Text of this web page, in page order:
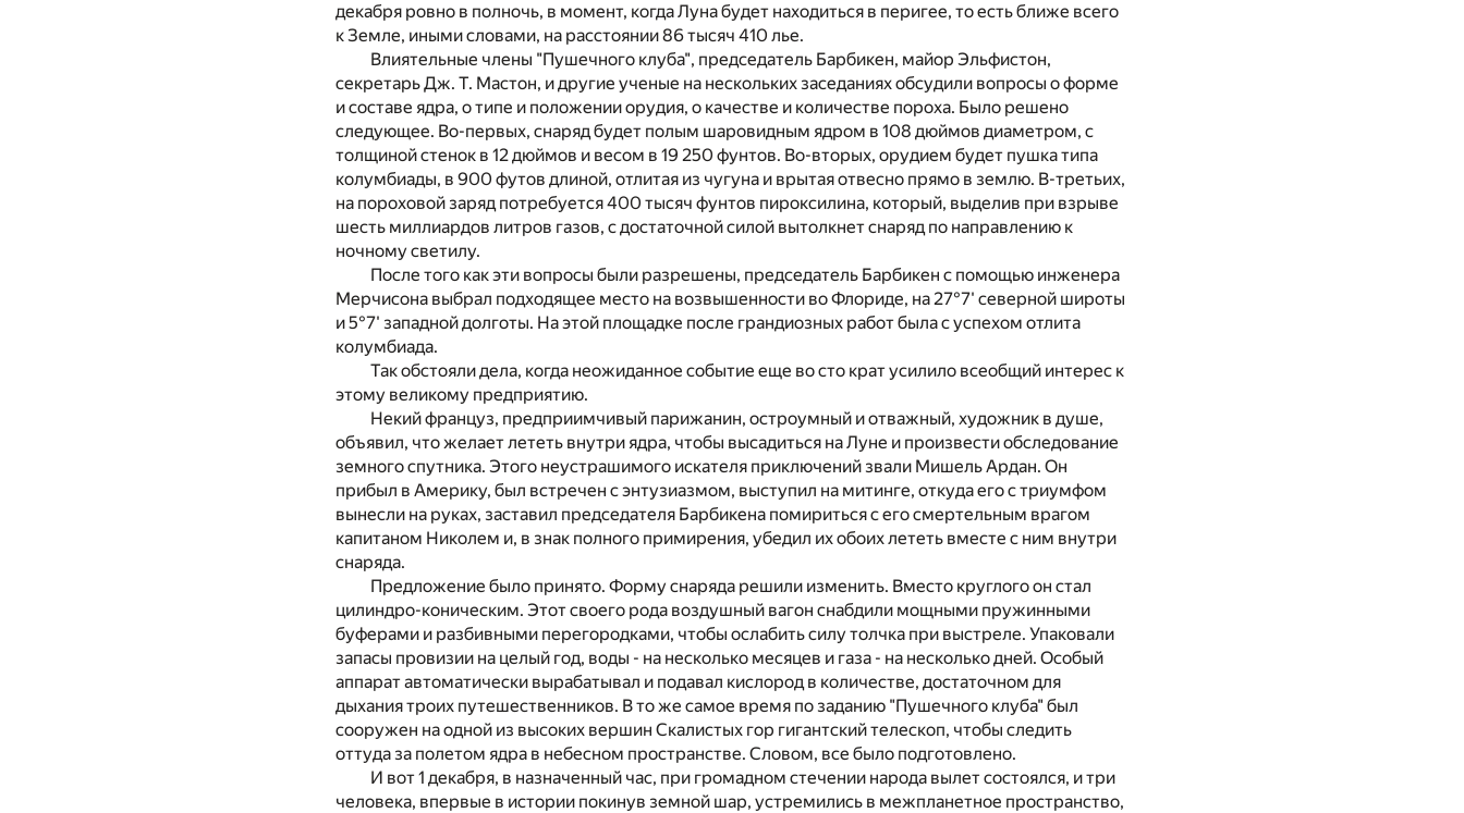
декабря ровно в полночь, в момент, когда Луна будет находиться в перигее, то есть ближе всего
к Земле, иными словами, на расстоянии 86 тысяч 410 лье.
Влиятельные члены "Пушечного клуба", председатель Барбикен, майор Эльфистон,
секретарь Дж. Т. Мастон, и другие ученые на нескольких заседаниях обсудили вопросы о форме
и составе ядра, о типе и положении орудия, о качестве и количестве пороха. Было решено
следующее. Во-первых, снаряд будет полым шаровидным ядром в 108 дюймов диаметром, с
толщиной стенок в 12 дюймов и весом в 19 250 фунтов. Во-вторых, орудием будет пушка типа
колумбиады, в 900 футов длиной, отлитая из чугуна и врытая отвесно прямо в землю. В-третьих,
на пороховой заряд потребуется 400 тысяч фунтов пироксилина, который, выделив при взрыве
шесть миллиардов литров газов, с достаточной силой вытолкнет снаряд по направлению к
ночному светилу.
После того как эти вопросы были разрешены, председатель Барбикен с помощью инженера
Мерчисона выбрал подходящее место на возвышенности во Флориде, на 27°7' северной широты
и 5°7' западной долготы. На этой площадке после грандиозных работ была с успехом отлита
колумбиада.
Так обстояли дела, когда неожиданное событие еще во сто крат усилило всеобщий интерес к
этому великому предприятию.
Некий француз, предприимчивый парижанин, остроумный и отважный, художник в душе,
объявил, что желает лететь внутри ядра, чтобы высадиться на Луне и произвести обследование
земного спутника. Этого неустрашимого искателя приключений звали Мишель Ардан. Он
прибыл в Америку, был встречен с энтузиазмом, выступил на митинге, откуда его с триумфом
вынесли на руках, заставил председателя Барбикена помириться с его смертельным врагом
капитаном Николем и, в знак полного примирения, убедил их обоих лететь вместе с ним внутри
снаряда.
Предложение было принято. Форму снаряда решили изменить. Вместо круглого он стал
цилиндро-коническим. Этот своего рода воздушный вагон снабдили мощными пружинными
буферами и разбивными перегородками, чтобы ослабить силу толчка при выстреле. Упаковали
запасы провизии на целый год, воды - на несколько месяцев и газа - на несколько дней. Особый
аппарат автоматически вырабатывал и подавал кислород в количестве, достаточном для
дыхания троих путешественников. В то же самое время по заданию "Пушечного клуба" был
сооружен на одной из высоких вершин Скалистых гор гигантский телескоп, чтобы следить
оттуда за полетом ядра в небесном пространстве. Словом, все было подготовлено.
И вот 1 декабря, в назначенный час, при громадном стечении народа вылет состоялся, и три
человека, впервые в истории покинув земной шар, устремились в межпланетное пространство,